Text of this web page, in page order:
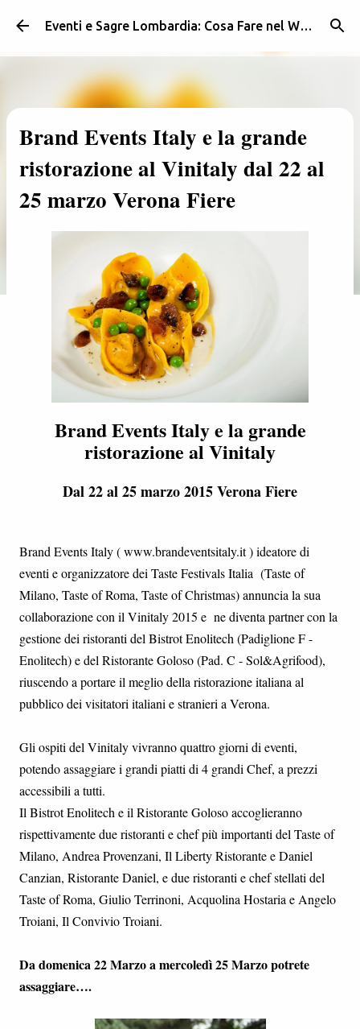
Passa ai contenuti principali Eventi e Sagre Lombardia: Cosa Fare nel Weekend | Weekendidea
Brand Events Italy e la grande
ristorazione al Vinitaly dal 22 al
25 marzo Verona Fiere
Brand Events Italy e la grande
ristorazione al Vinitaly
Dal 22 al 25 marzo 2015 Verona Fiere
Brand Events Italy ( www.brandeventsitaly.it ) ideatore di
eventi e organizzatore dei Taste Festivals Italia (Taste of
Milano, Taste of Roma, Taste of Christmas) annuncia la sua
collaborazione con il Vinitaly 2015 e ne diventa partner con la
gestione dei ristoranti del Bistrot Enolitech (Padiglione F -
Enolitech) e del Ristorante Goloso (Pad. C - Sol&Agrifood),
riuscendo a portare il meglio della ristorazione italiana al
pubblico dei visitatori italiani e stranieri a Verona.
Gli ospiti del Vinitaly vivranno quattro giorni di eventi,
potendo assaggiare i grandi piatti di 4 grandi Chef, a prezzi
accessibili a tutti.
Il Bistrot Enolitech e il Ristorante Goloso accoglieranno
rispettivamente due ristoranti e chef più importanti del Taste of
Milano, Andrea Provenzani, Il Liberty Ristorante e Daniel
Canzian, Ristorante Daniel, e due ristoranti e chef stellati del
Taste of Roma, Giulio Terrinoni, Acquolina Hostaria e Angelo
Troiani, Il Convivio Troiani.
Da domenica 22 Marzo a mercoledì 25 Marzo potrete
assaggiare….